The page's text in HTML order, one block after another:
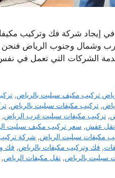
إيجاد شركة فك وتركيب
وشمال وجنوب الرياض فنحن
الشركات التي تعمل في
تركيب مكيف سبليت بالرياض,
, تركيب مكيفات سبليت بالرياض,
, تركيب مكيفات سبليت غرب الرياض,
نقل عفش, سعر تركيب مكيف سبليت
مكيفات سبليت الرياض, شركة
, فك وتركيب مكيفات بالرياض, فك
سبليت بالرياض, نقل مكيفات الرياض,